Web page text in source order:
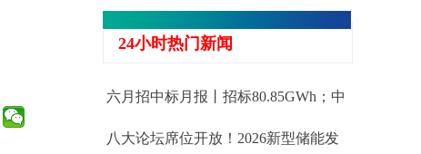
六月招中标月报丨招标80.85GWh；中
1.019元/Wh；储能系统0.764元/Wh
八大论坛席位开放！2026新型储能发
24小时热门新闻